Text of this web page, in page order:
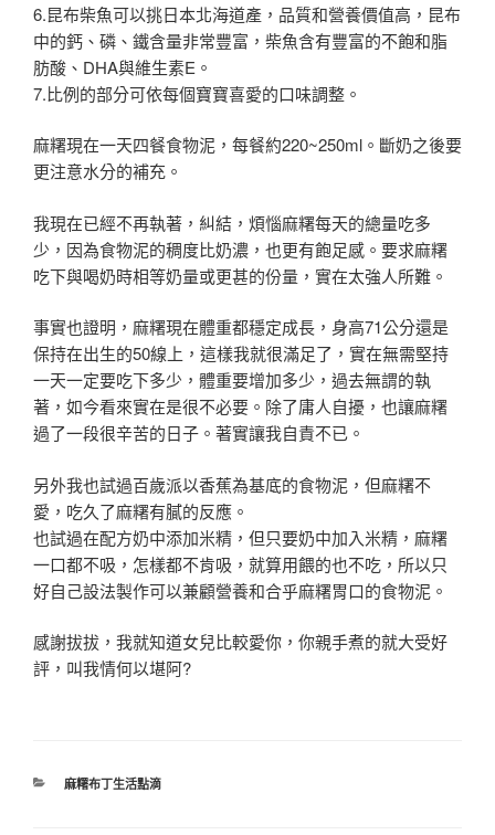
6.昆布柴魚可以挑日本北海道產 ，品質和營養價值高 ，昆布
中的鈣、磷、鐵含量非常豐富 ，柴魚含有豐富的不飽和脂
肪酸、DHA與維生素E 。
7.比例的部分可依每個寶寶喜愛的口味調整 。
麻糬現在一天四餐食物泥 ，每餐約220~250ml 。斷奶之後要
更注意水分的補充 。
我現在已經不再執著 ，糾結 ，煩惱麻糬每天的總量吃多
少 ，因為食物泥的稠度比奶濃 ， 也更有飽足感 。要求麻糬
吃下與喝奶時相等奶量或更甚的份量 ，實在太強人所難 。
事實也證明 ，麻糬現在體重都穩定成長 ，身高71公分還是
保持在出生的50線上 ， 這樣我就很滿足了 ，實在無需堅持
一天一定要吃下多少 ，體重要增加多少 ，過去無謂的執
著 ，如今看來實在是很不必要 。除了庸人自擾 ，也讓麻糬
過了一段很辛苦的日子 。著實讓我自責不已 。
另外我也試過百歲派以香蕉為基底的食物泥 ，但麻糬不
愛 ，吃久了麻糬有膩的反應 。
也試過在配方奶中添加米精 ，但只要奶中加入米精 ，麻糬
一口都不吸 ，怎樣都不肯吸 ，就算用餵的也不吃 ， 所以只
好自己設法製作可以兼顧營養和合乎麻糬胃口的食物泥 。
感謝拔拔 ，我就知道女兒比較愛你 ，你親手煮的就大受好
評 ，叫我情何以堪阿?
分
麻糬布丁生活點滴